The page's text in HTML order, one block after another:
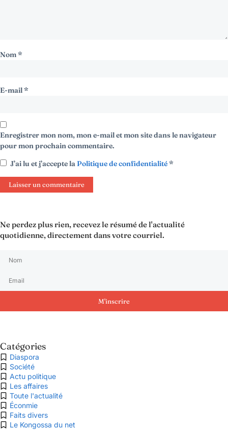
Nom*
E-mail*
Enregistrer mon nom, mon e-mail et mon site dans le navigateur
pour mon prochain commentaire.
J’ai lu et j’accepte laPolitique de confidentialité*
Ne perdez plus rien, recevez le résumé de l'actualité
quotidienne, directement dans votre courriel.
M'inscrire
Catégories
Diaspora
Société
Actu politique
Les affaires
Toute l'actualité
Éconmie
Faits divers
Le Kongossa du net